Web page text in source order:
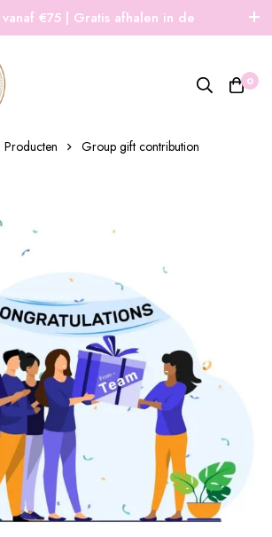
€75 | Gratis afhalen in de
0
Producten Group gift contribution